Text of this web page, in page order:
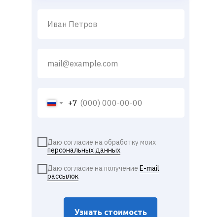
+7
Узнать стоимость
Даю согласие на обработку моих
персональных данных
Даю согласие на получение E-mail
рассылок